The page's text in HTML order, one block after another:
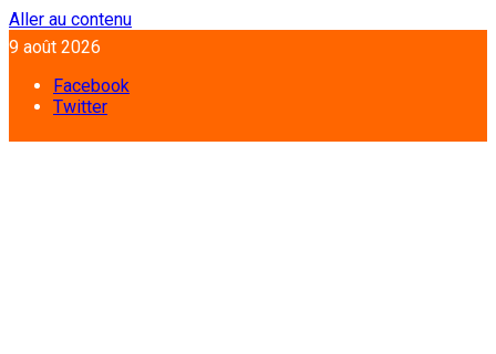
Aller au contenu
9 août 2026
Facebook
Twitter